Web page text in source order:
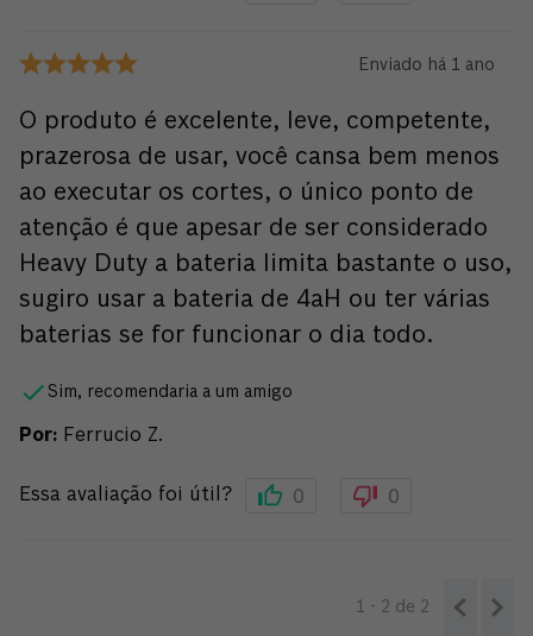
Enviado há 1 ano
O produto é excelente, leve, competente,
prazerosa de usar, você cansa bem menos
ao executar os cortes, o único ponto de
atenção é que apesar de ser considerado
Heavy Duty a bateria limita bastante o uso,
sugiro usar a bateria de 4aH ou ter várias
baterias se for funcionar o dia todo.
Sim, recomendaria a um amigo
Por: Ferrucio Z.
Essa avaliação foi útil? 0 0
1 - 2 de 2